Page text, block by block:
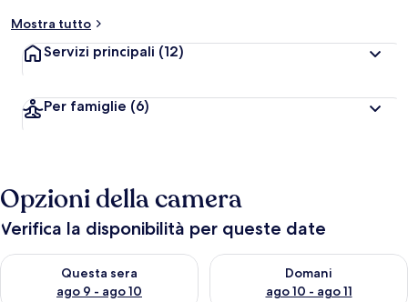
Mostra tutto
Servizi principali (12)
Per famiglie (6)
Opzioni della camera
Verifica la disponibilità per queste date
Questa sera
ago 9 - ago 10
Verifica la disponibilità per questa sera, ago 9 - ago 10
Domani
ago 10 - ago 11
Verifica la disponibilità per